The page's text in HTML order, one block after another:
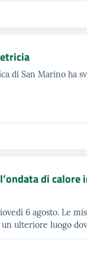
di San Marino ha
di calore
6 agosto. Le
ulteriore luogo